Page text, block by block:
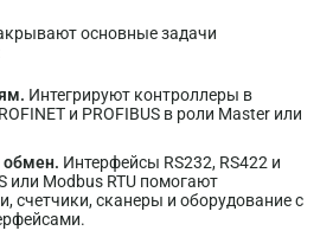
основные задачи
Интегрируют контроллеры в
и PROFIBUS в роли Master или
обмен. Интерфейсы RS232, RS422 и
или Modbus RTU помогают
счетчики, сканеры и оборудование с